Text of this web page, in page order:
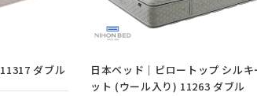
ダブル
日本ベッド｜ピロートップ シルキ
ット (ウール入り) 11263 ダブル